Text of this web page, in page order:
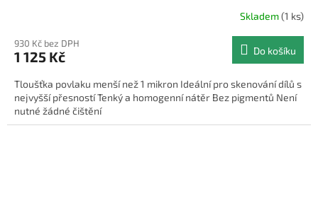
Skladem(1 ks)
930 Kč bez DPH
1 125 Kč Do košíku
Tloušťka povlaku menší než 1 mikron Ideální pro skenování dílů s
nejvyšší přesností Tenký a homogenní nátěr Bez pigmentů Není
nutné žádné čištění